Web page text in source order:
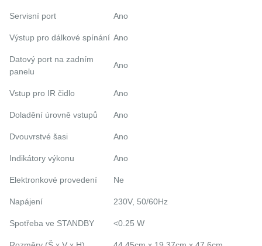
Servisní port Ano
Výstup pro dálkové spínání Ano
Datový port na zadním
panelu
Ano
Vstup pro IR čidlo Ano
Doladění úrovně vstupů Ano
Dvouvrstvé šasi Ano
Indikátory výkonu Ano
Elektronkové provedení Ne
Napájení 230V, 50/60Hz
Spotřeba ve STANDBY <0.25 W